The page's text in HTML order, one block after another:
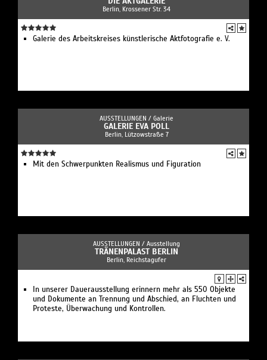
Berlin, Krossener Str. 34
Galerie des Arbeitskreises künstlerische Aktfotografie e. V.
AUSSTELLUNGEN / Galerie
GALERIE EVA POLL
Berlin, Lützowstraße 7
Mit den Schwerpunkten Realismus und Figuration
AUSSTELLUNGEN / Ausstellung
TRÄNENPALAST BERLIN
Berlin, Reichstagufer
In unserer Dauerausstellung erinnern mehr als 550 Objekte
und Dokumente an Trennung und Abschied, an Fluchten und
Proteste, Überwachung und Kontrollen.